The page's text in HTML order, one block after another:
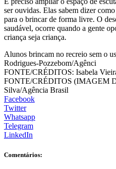
ser ouvidas. Elas sabem dizer
para o brincar de forma livre. O
saudável, ocorre quando a gente
criança seja criança.
Alunos brincam no recreio sem o
Rodrigues-Pozzebom/Agênci
FONTE/CRÉDITOS: Isabela
FONTE/CRÉDITOS (IMAGEM
Silva/Agência Brasil
Facebook
Twitter
Whatsapp
Telegram
LinkedIn
Comentários: